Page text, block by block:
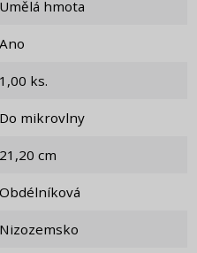
Umělá hmota
Ano
1,00 ks.
Do mikrovlny
21,20 cm
Obdélníková
Nizozemsko